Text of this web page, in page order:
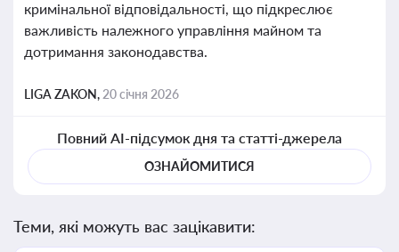
кримінальної відповідальності, що підкреслює
важливість належного управління майном та
дотримання законодавства.
LIGA ZAKON, 20 січня 2026
Повний AI-підсумок дня та статті-джерела
ОЗНАЙОМИТИСЯ
Теми, які можуть вас зацікавити: